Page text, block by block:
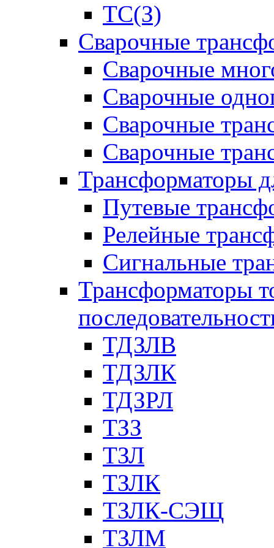
ТС(З)
Сварочные
Сварочные
Сварочные
Сварочные
Сварочные
Трансформаторы
Путевые
Релейные
Сигнальные
Трансформаторы
ТДЗЛВ
ТДЗЛК
ТДЗРЛ
ТЗЗ
ТЗЛ
ТЗЛК
ТЗЛК-СЭЩ
ТЗЛМ